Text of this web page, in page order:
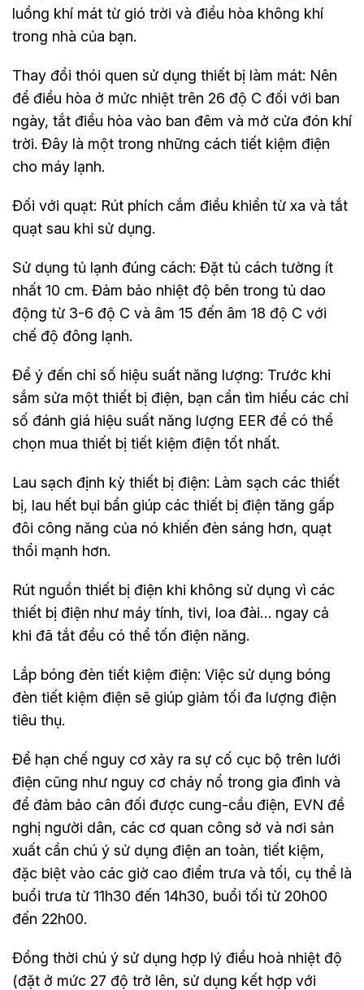
luồng khí mát từ gió trời và điều hòa không khí
trong nhà của bạn.
Thay đổi thói quen sử dụng thiết bị làm mát: Nên
để điều hòa ở mức nhiệt trên 26 độ C đối với ban
ngày, tắt điều hòa vào ban đêm và mở cửa đón khí
trời. Đây là một trong những cách tiết kiệm điện
cho máy lạnh.
‎Đối với quạt: Rút phích cắm điều khiển từ xa và tắt
quạt sau khi sử dụng.
Sử dụng tủ lạnh đúng cách: Đặt tủ cách tường ít
nhất 10 cm. Đảm bảo nhiệt độ bên trong tủ dao
động từ 3-6 độ C và âm 15 đến âm 18 độ C với
chế độ đông lạnh.
Để ý đến chỉ số hiệu suất năng lượng: Trước khi
sắm sửa một thiết bị điện, bạn cần tìm hiểu các chỉ
số đánh giá hiệu suất năng lượng EER để có thể
chọn mua thiết bị tiết kiệm điện tốt nhất.
Lau sạch định kỳ thiết bị điện: Làm sạch các thiết
bị, lau hết bụi bẩn giúp các thiết bị điện tăng gấp
đôi công năng của nó khiến đèn sáng hơn, quạt
thổi mạnh hơn.
Rút nguồn thiết bị điện khi không sử dụng vì các
thiết bị điện như máy tính, tivi, loa đài… ngay cả
khi đã tắt đều có thể tốn điện năng.
Lắp bóng đèn tiết kiệm điện: Việc sử dụng bóng
đèn tiết kiệm điện sẽ giúp giảm tối đa lượng điện
tiêu thụ.
Để hạn chế nguy cơ xảy ra sự cố cục bộ trên lưới
điện cũng như nguy cơ cháy nổ trong gia đình và
để đảm bảo cân đối được cung-cầu điện, EVN đề
nghị người dân, các cơ quan công sở và nơi sản
xuất cần chú ý sử dụng điện an toàn, tiết kiệm,
đặc biệt vào các giờ cao điểm trưa và tối, cụ thể là
buổi trưa từ 11h30 đến 14h30, buổi tối từ 20h00
đến 22h00.
Đồng thời chú ý sử dụng hợp lý điều hoà nhiệt độ
(đặt ở mức 27 độ trở lên, sử dụng kết hợp với